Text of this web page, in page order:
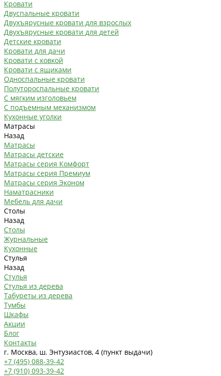
Кровати
Двуспальные кровати
Двухъярусные кровати для взрослых
Двухъярусные кровати для детей
Детские кровати
Кровати для дачи
Кровати с ковкой
Кровати с ящиками
Односпальные кровати
Полутороспальные кровати
С мягким изголовьем
С подъемным механизмом
Кухонные уголки
Матрасы
Назад
Матрасы
Матрасы детские
Матрасы серия Комфорт
Матрасы серия Премиум
Матрасы серия Эконом
Наматрасники
Мебель для дачи
Столы
Назад
Столы
Журнальные
Кухонные
Стулья
Назад
Стулья
Стулья из дерева
Табуреты из дерева
Тумбы
Шкафы
Акции
Блог
Контакты
г. Москва, ш. Энтузиастов, 4 (пункт выдачи)
+7 (495) 088-39-42
+7 (910) 093-39-42